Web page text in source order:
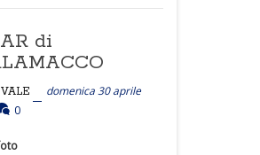
di
domenica 30 aprile
0